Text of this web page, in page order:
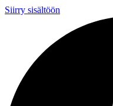
Siirry sisältöön